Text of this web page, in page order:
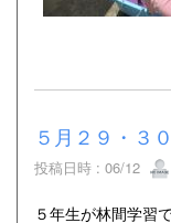
５月２９・３
投稿日時 : 06/12
５年生が林間学習